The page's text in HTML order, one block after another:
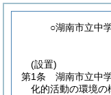
○湖南市立中
(設置)
第1条
湖南市立中
化的活動の環境の